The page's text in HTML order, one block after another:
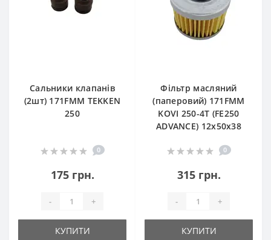
Сальники клапанів
(2шт) 171FMM TEKKEN
250
0
175 грн.
- +
КУПИТИ
Фільтр масляний
(паперовий) 171FMM
KOVI 250-4T (FE250
ADVANCE) 12х50х38
0
315 грн.
- +
КУПИТИ